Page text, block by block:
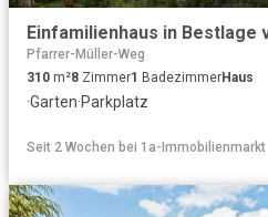
Pfarrer-Müller-Weg
310 m²8 Zimmer1 BadezimmerHaus
·Garten·Parkplatz
Seit 2 Wochen bei 1a-Immobilienmarkt